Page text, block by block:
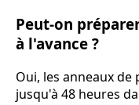
Peut-on
à l'avance ?
Oui, les anneaux
jusqu'à 48 heures